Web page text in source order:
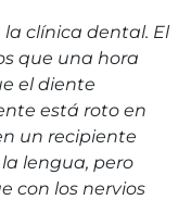
clínica dental. El
que una hora
el diente
está roto en
un recipiente
lengua, pero
con los nervios